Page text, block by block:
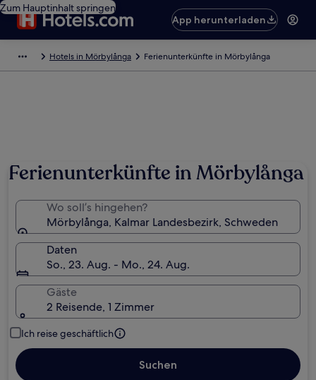
Zum Hauptinhalt springen
App herunterladen
Hotels in Mörbylånga Ferienunterkünfte in Mörbylånga
Ferienunterkünfte in Mörbylånga
Wo soll’s hingehen?
Mörbylånga, Kalmar Landesbezirk, Schweden
Daten
So., 23. Aug. - Mo., 24. Aug.
Gäste
2 Reisende, 1 Zimmer
Ich reise geschäftlich
Suchen